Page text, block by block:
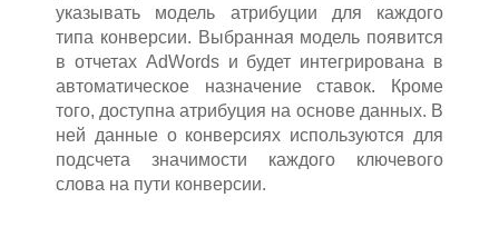
указывать модель атрибуции для каждого
типа конверсии. Выбранная модель появится
в отчетах AdWords и будет интегрирована в
автоматическое назначение ставок. Кроме
того, доступна атрибуция на основе данных. В
ней данные о конверсиях используются для
подсчета значимости каждого ключевого
слова на пути конверсии.